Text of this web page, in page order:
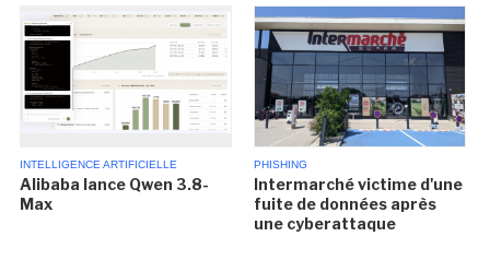
INTELLIGENCE ARTIFICIELLE
Alibaba lance Qwen 3.8-
Max
PHISHING
Intermarché victime d'une
fuite de données après
une cyberattaque